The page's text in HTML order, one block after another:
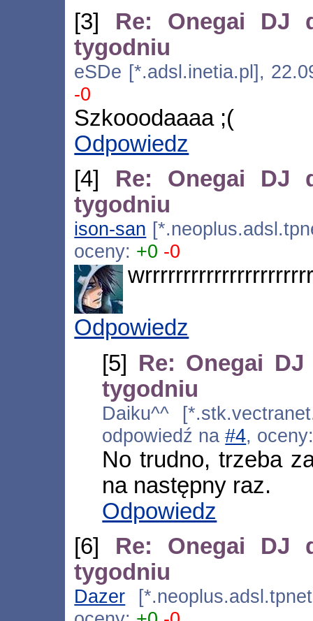
[3] Re: Onegai DJ
tygodniu
eSDe [*.adsl.inetia.pl],
-0
Szkooodaaaa ;(
Odpowiedz
[4] Re: Onegai DJ
tygodniu
ison-san
oceny: +0 -0
wrrrrrrrrrrrrrrrrrrrrrr
Odpowiedz
[5] Re: Onegai
tygodniu
Daiku^^
odpowiedź na#4,
No trudno, trzeba
na następny raz.
Odpowiedz
[6] Re: Onegai DJ
tygodniu
Dazer